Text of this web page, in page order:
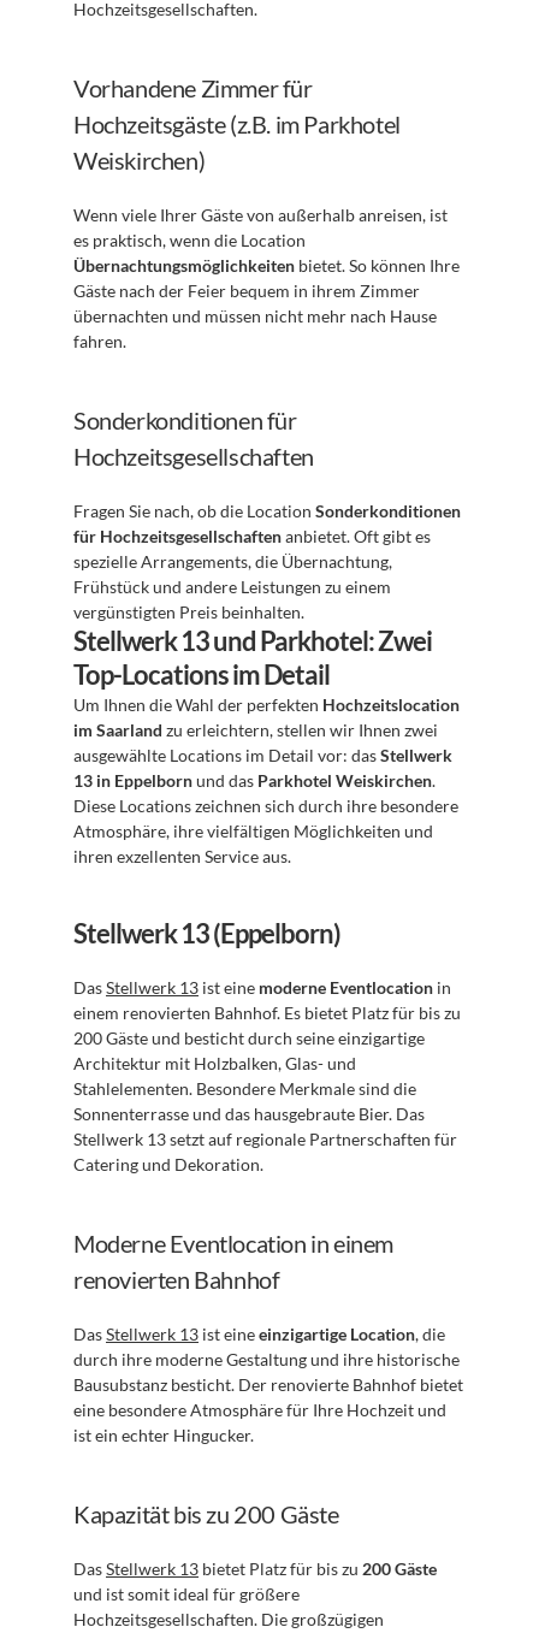
Hochzeitsgesellschaften.
Vorhandene Zimmer für
Hochzeitsgäste (z.B. im Parkhotel
Weiskirchen)
Wenn viele Ihrer Gäste von außerhalb anreisen, ist
Übernachtungsmöglichkeiten bietet. So können Ihre
Gäste nach der Feier bequem in ihrem Zimmer
übernachten und müssen nicht mehr nach Hause
fahren.
Sonderkonditionen für
Hochzeitsgesellschaften
Fragen Sie nach, ob die Location Sonderkonditionen
für Hochzeitsgesellschaften anbietet. Oft gibt es
spezielle Arrangements, die Übernachtung,
Frühstück und andere Leistungen zu einem
vergünstigten Preis beinhalten.
Stellwerk 13 und Parkhotel: Zwei
Top-Locations im Detail
Um Ihnen die Wahl der perfekten Hochzeitslocation
im Saarland zu erleichtern, stellen wir Ihnen zwei
ausgewählte Locations im Detail vor: das Stellwerk
13 in Eppelborn und das Parkhotel Weiskirchen.
Diese Locations zeichnen sich durch ihre besondere
Atmosphäre, ihre vielfältigen Möglichkeiten und
ihren exzellenten Service aus.
Stellwerk 13 (Eppelborn)
Das Stellwerk 13 ist eine moderne Eventlocation in
einem renovierten Bahnhof. Es bietet Platz für bis zu
200 Gäste und besticht durch seine einzigartige
Architektur mit Holzbalken, Glas- und
Stahlelementen. Besondere Merkmale sind die
Sonnenterrasse und das hausgebraute Bier. Das
Stellwerk 13 setzt auf regionale Partnerschaften für
Catering und Dekoration.
Moderne Eventlocation in einem
renovierten Bahnhof
Das Stellwerk 13 ist eine einzigartige Location, die
durch ihre moderne Gestaltung und ihre historische
Bausubstanz besticht. Der renovierte Bahnhof bietet
eine besondere Atmosphäre für Ihre Hochzeit und
ist ein echter Hingucker.
Kapazität bis zu 200 Gäste
Das Stellwerk 13 bietet Platz für bis zu 200 Gäste
und ist somit ideal für größere
Hochzeitsgesellschaften. Die großzügigen